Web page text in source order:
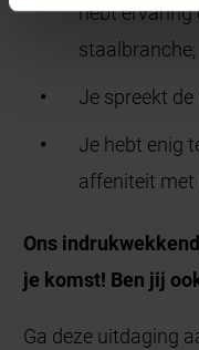
hebt ervaring
staalbranche;
Je spreekt
Je hebt enig
affeniteit met
Ons
je komst! Ben jij
Ga deze uitdaging